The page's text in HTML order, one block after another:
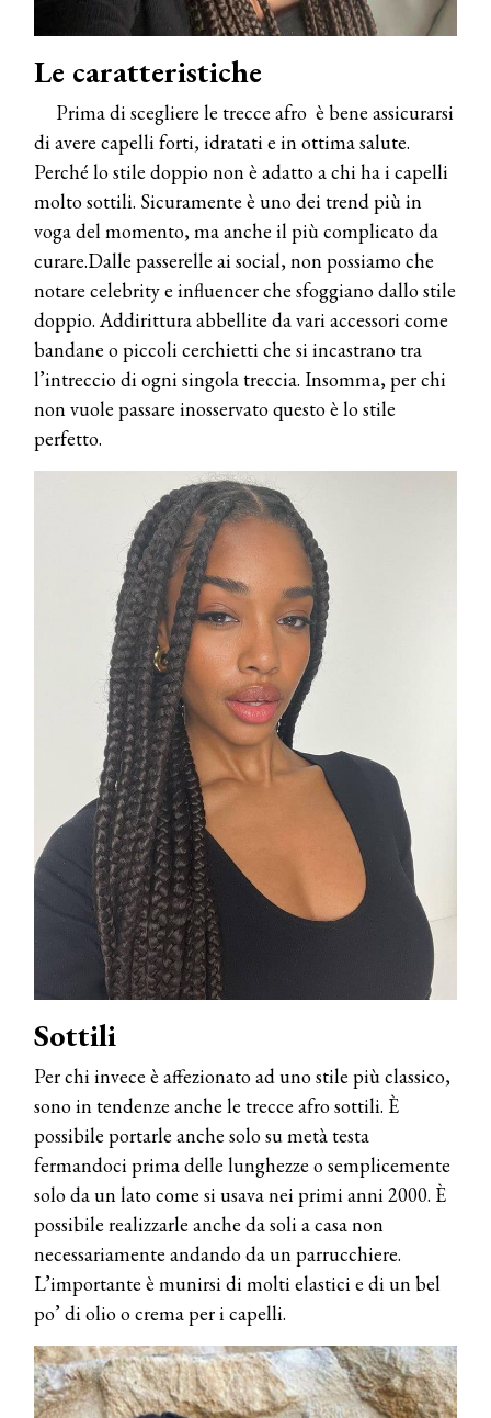
Le caratteristiche
Prima di scegliere le trecce afro è bene assicurarsi
di avere capelli forti, idratati e in ottima salute.
Perché lo stile doppio non è adatto a chi ha i capelli
molto sottili. Sicuramente è uno dei trend più in
voga del momento, ma anche il più complicato da
curare.Dalle passerelle ai social, non possiamo che
notare celebrity e influencer che sfoggiano dallo stile
doppio. Addirittura abbellite da vari accessori come
bandane o piccoli cerchietti che si incastrano tra
l’intreccio di ogni singola treccia. Insomma, per chi
non vuole passare inosservato questo è lo stile
perfetto.
Sottili
Per chi invece è affezionato ad uno stile più classico,
sono in tendenze anche le trecce afro sottili. È
possibile portarle anche solo su metà testa
fermandoci prima delle lunghezze o semplicemente
solo da un lato come si usava nei primi anni 2000. È
possibile realizzarle anche da soli a casa non
necessariamente andando da un parrucchiere.
L’importante è munirsi di molti elastici e di un bel
po’ di olio o crema per i capelli.